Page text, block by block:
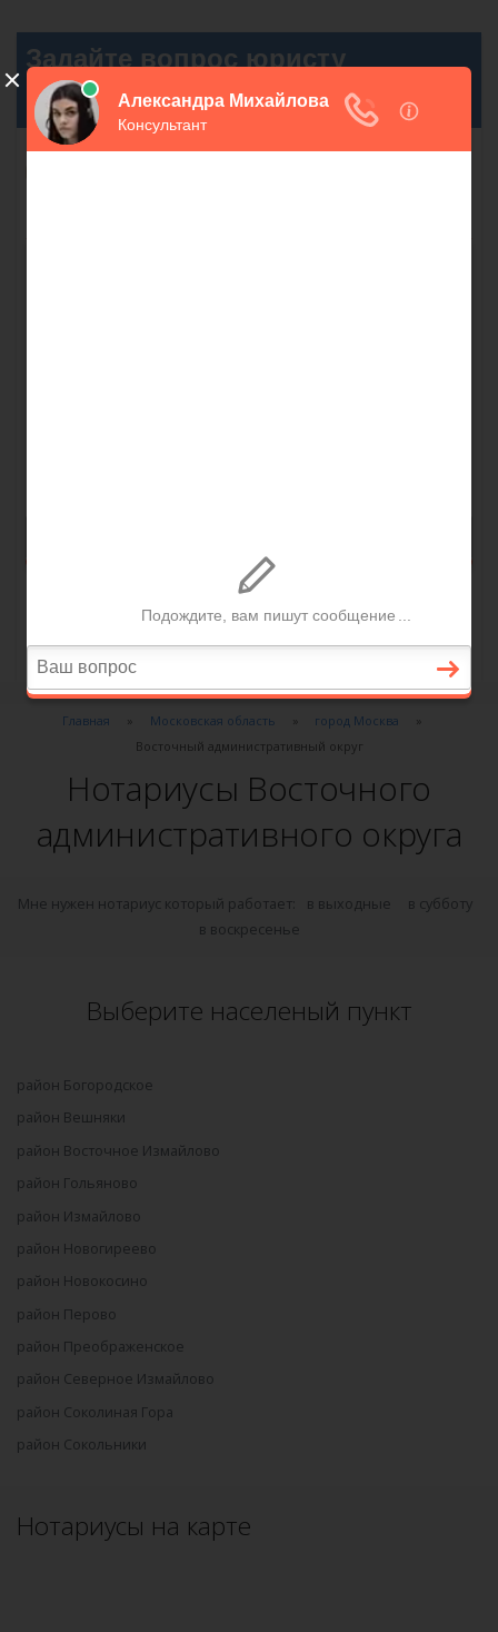
Главная Московская область
город Москва
Восточный административный округ
Нотариусы Восточного
административного округа
Мне нужен нотариус который работает: в выходные
в субботу
в воскресенье
Выберите населеный пункт
район Богородское
район Вешняки
район Восточное Измайлово
район Гольяново
район Измайлово
район Новогиреево
район Новокосино
район Перово
район Преображенское
район Северное Измайлово
район Соколиная Гора
район Сокольники
Нотариусы на карте